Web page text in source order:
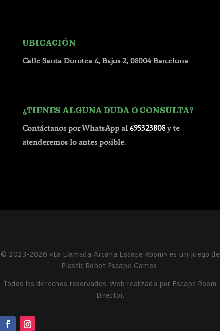
UBICACIÓN
Calle Santa Dorotea 6, Bajos 2, 08004 Barcelona
¿TIENES ALGUNA DUDA O CONSULTA?
Contáctanos por WhatsApp al 695323808y te
atenderemos lo antes posible.
© 2023-2026 «La Llamada Arcana Escape Room» es un juego de
Plastic Robot Escape Games
Todos los derechos reservados. Web realizada por Escape Room
Director.